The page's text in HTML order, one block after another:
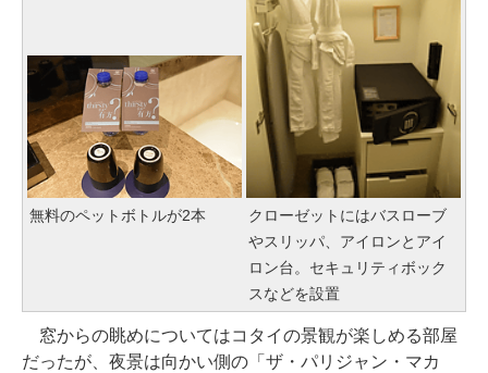
無料のペットボトルが2本
クローゼットにはバスローブ
やスリッパ、アイロンとアイ
ロン台。セキュリティボック
スなどを設置
窓からの眺めについてはコタイの景観が楽しめる部屋
だったが、夜景は向かい側の「ザ・パリジャン・マカ